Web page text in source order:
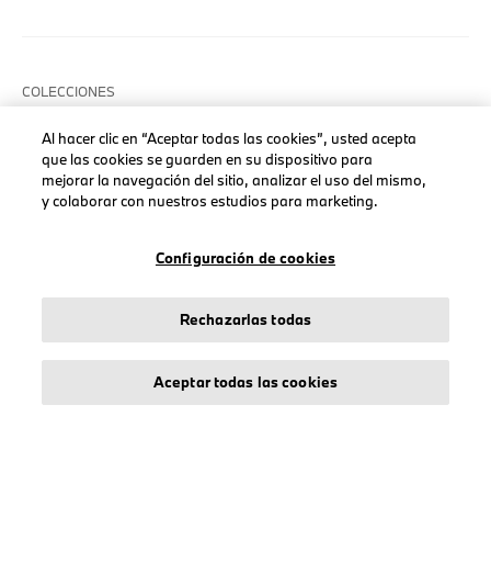
COLECCIONES
Hombre
Mujeres
Accesorios
Al hacer clic en “Aceptar todas las cookies”, usted acepta
que las cookies se guarden en su dispositivo para
mejorar la navegación del sitio, analizar el uso del mismo,
y colaborar con nuestros estudios para marketing.
Configuración de cookies
Rechazarlas todas
Aceptar todas las cookies